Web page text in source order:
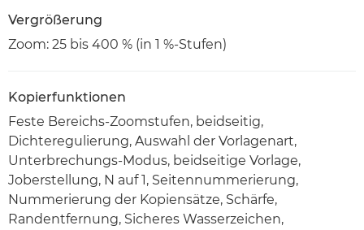
Vergrößerung
Zoom: 25 bis 400 % (in 1 %-Stufen)
Kopierfunktionen
Feste Bereichs-Zoomstufen, beidseitig,
Dichteregulierung, Auswahl der Vorlagenart,
Unterbrechungs-Modus, beidseitige Vorlage,
Joberstellung, N auf 1, Seitennummerierung,
Nummerierung der Kopiensätze, Schärfe,
Randentfernung, Sicheres Wasserzeichen,